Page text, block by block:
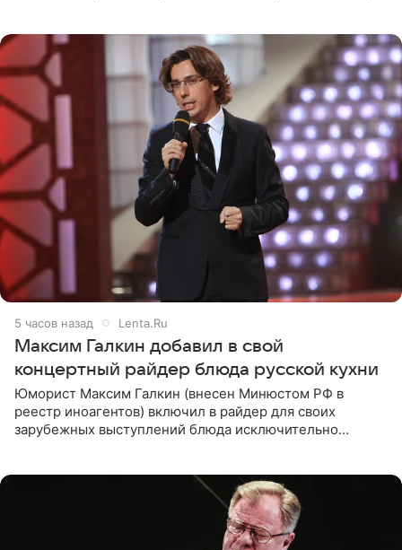
5 часов назад Lenta.Ru
Максим Галкин добавил в свой
концертный райдер блюда русской кухни
Юморист Максим Галкин (внесен Минюстом РФ в
реестр иноагентов) включил в райдер для своих
зарубежных выступлений блюда исключительно